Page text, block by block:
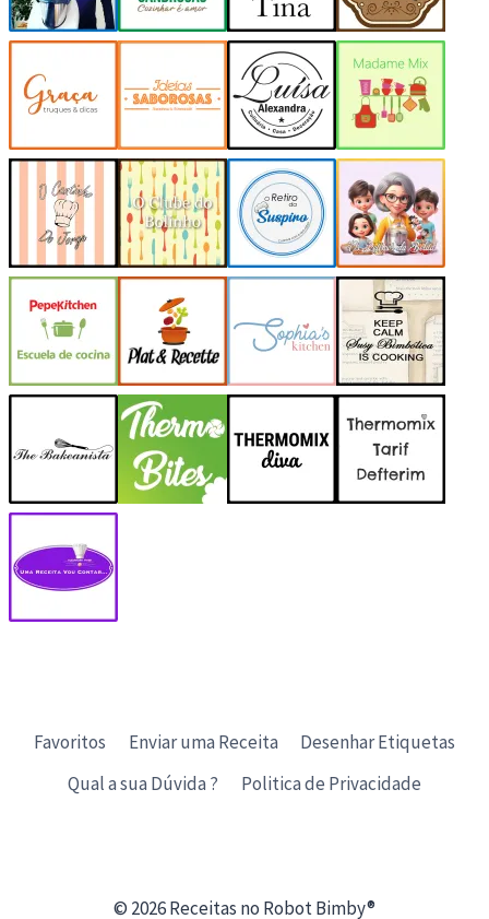
Favoritos Enviar uma Receita
Desenhar Etiquetas
Qual a sua Dúvida ?
Politica de Privacidade
© 2026 Receitas no Robot Bimby®